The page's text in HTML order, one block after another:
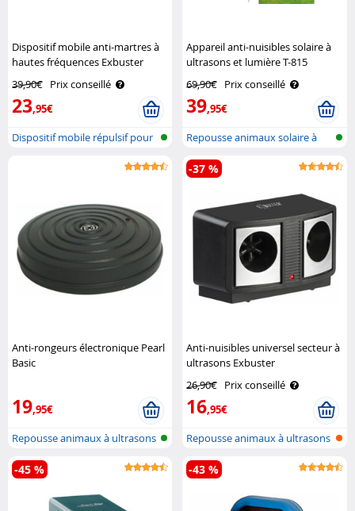
Dispositif mobile anti-martres à
hautes fréquences Exbuster
39,90€ Prix conseillé
23,95€
Dispositif mobile répulsif pour
Appareil anti-nuisibles solaire à
ultrasons et lumière T-815
69,90€ Prix conseillé
39,95€
Repousse animaux solaire à
ultrason..
Anti-rongeurs électronique Pearl
Basic
19,95€
Repousse animaux à ultrasons
pour i..
Anti-nuisibles universel secteur à
ultrasons Exbuster
26,90€ Prix conseillé
16,95€
-37 %
Repousse animaux à ultrasons
pour i..
-45 % -43 %